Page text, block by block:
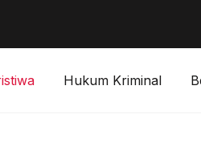
Hukum Kriminal